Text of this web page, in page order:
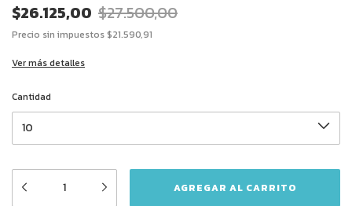
$26.125,00 $27.500,00
Precio sin impuestos$21.590,91
Ver más detalles
Cantidad